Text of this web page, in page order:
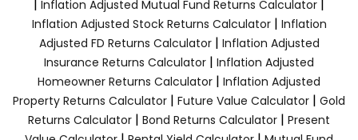
| Inflation Adjusted Mutual Fund Returns Calculator |
Inflation Adjusted Stock Returns Calculator| Inflation
Adjusted FD Returns Calculator| Inflation Adjusted
Insurance Returns Calculator | Inflation Adjusted
Homeowner Returns Calculator | Inflation Adjusted
Property Returns Calculator | Future Value Calculator | Gold
Returns Calculator | Bond Returns Calculator | Present